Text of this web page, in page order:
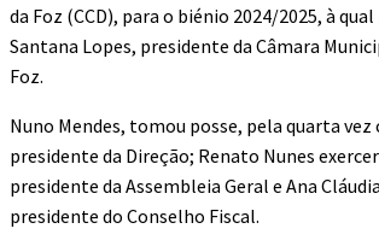
da Foz (CCD), para o biénio 2024/2025, à
Santana Lopes, presidente da Câmara
Foz.
Nuno Mendes, tomou posse, pela quarta
presidente da Direção; Renato Nunes
presidente da Assembleia Geral e Ana
presidente do Conselho Fiscal.